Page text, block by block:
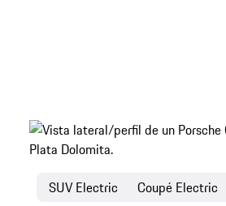
SUV Electric Coupé Electric